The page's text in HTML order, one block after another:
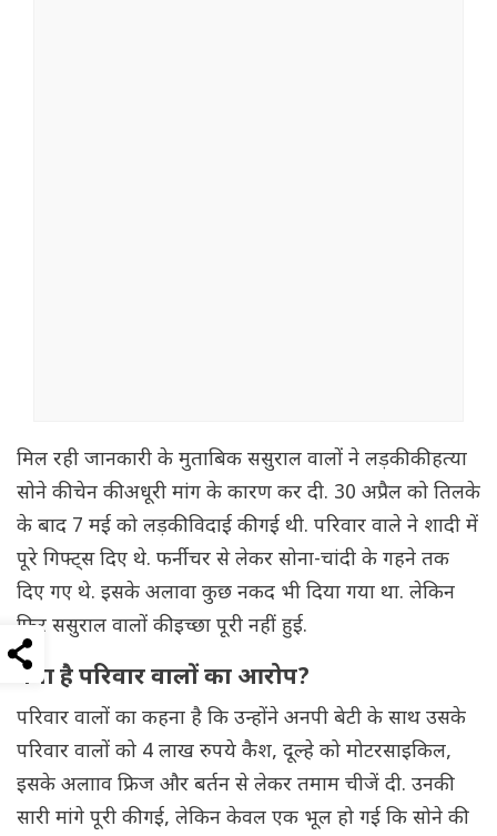
मिल रही जानकारी के मुताबिक ससुराल वालों ने लड़की की हत्या
सोने की चेन की अधूरी मांग के कारण कर दी. 30 अप्रैल को तिलके
के बाद 7 मई को लड़की विदाई की गई थी. परिवार वाले ने शादी में
पूरे गिफ्ट्स दिए थे. फर्नीचर से लेकर सोना-चांदी के गहने तक
दिए गए थे. इसके अलावा कुछ नकद भी दिया गया था. लेकिन
फिर ससुराल वालों की इच्छा पूरी नहीं हुई.
क्या है परिवार वालों का आरोप?
परिवार वालों का कहना है कि उन्होंने अनपी बेटी के साथ उसके
परिवार वालों को 4 लाख रुपये कैश, दूल्हे को मोटरसाइकिल,
इसके अलााव फ्रिज और बर्तन से लेकर तमाम चीजें दी. उनकी
सारी मांगे पूरी की गई, लेकिन केवल एक भूल हो गई कि सोने की